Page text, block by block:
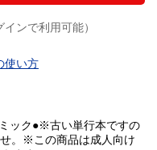
ンで利用可能）
使い方
ック●※古い単行本ですの
。※この商品は成人向け